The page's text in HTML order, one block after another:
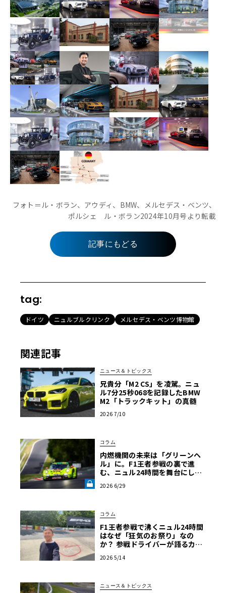
フォト＝ル・ボラン、アウディ、BMW、メルセデス・ベンツ、
ポルシェ ル・ボラン2024年10月号より転載
記事にもどる
tag:
ドイツ ニュルブルクリンク メルセデス・ベンツ博物館
関連記事
ニュース＆トピックス
兄貴分「M2 CS」を凌駕。ニュ
ル7分25秒068を記録したBMW
M2「トラックキット」の真髄
2026 7/10
コラム
内燃機関の未来は「グリーンヘ
ル」に。F1王者参戦の裏で進
む、ニュル24時間を舞台にした
大地の車輪革命】第5回《LE VO
2026 6/29
コラム
F1王者参戦で沸くニュル24時間
はなぜ「狂気のお祭り」なの
か？ 参戦ドライバーが語るカオ
2026 5/14
ニュース＆トピックス